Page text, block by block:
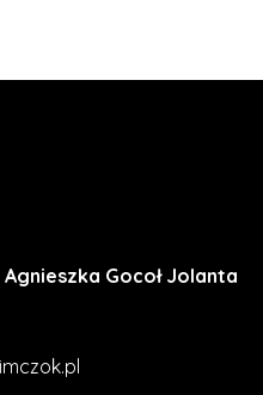
Gocoł Jolanta